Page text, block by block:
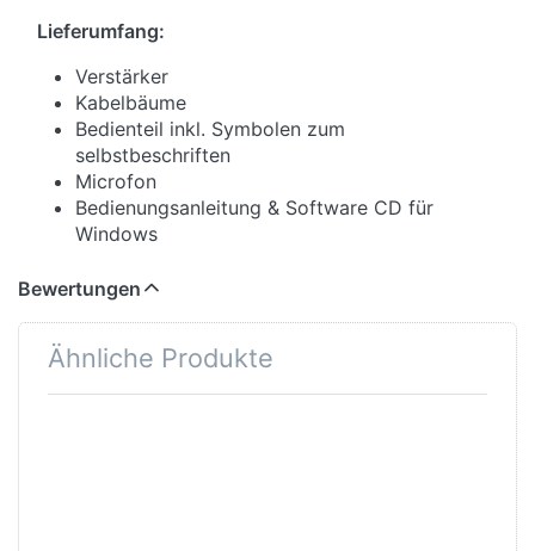
Lieferumfang:
Verstärker
Kabelbäume
Bedienteil inkl. Symbolen zum
selbstbeschriften
Microfon
Bedienungsanleitung & Software CD für
Windows
Bewertungen
Ähnliche Produkte